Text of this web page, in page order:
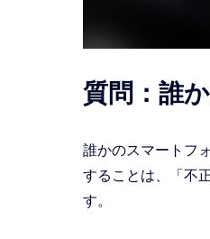
質問：誰
誰かのスマートフ
することは、「不
す。